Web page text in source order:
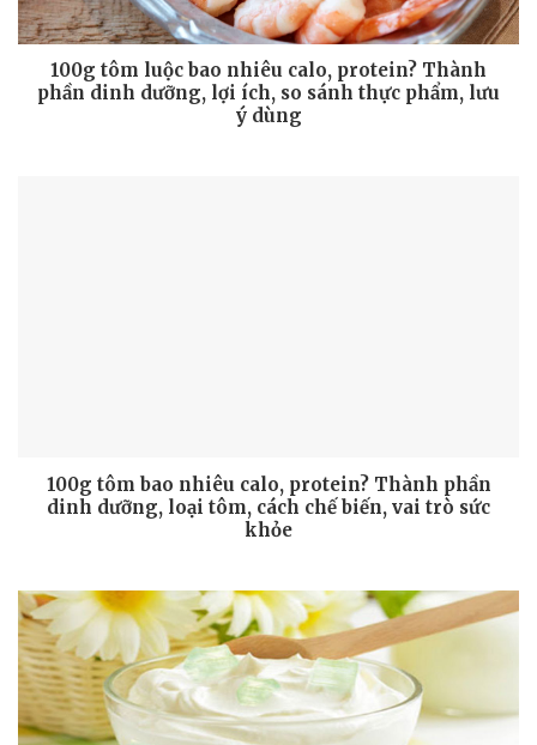
100g tôm luộc bao nhiêu calo, protein? Thành
phần dinh dưỡng, lợi ích, so sánh thực phẩm, lưu
ý dùng
100g tôm bao nhiêu calo, protein? Thành phần
dinh dưỡng, loại tôm, cách chế biến, vai trò sức
khỏe